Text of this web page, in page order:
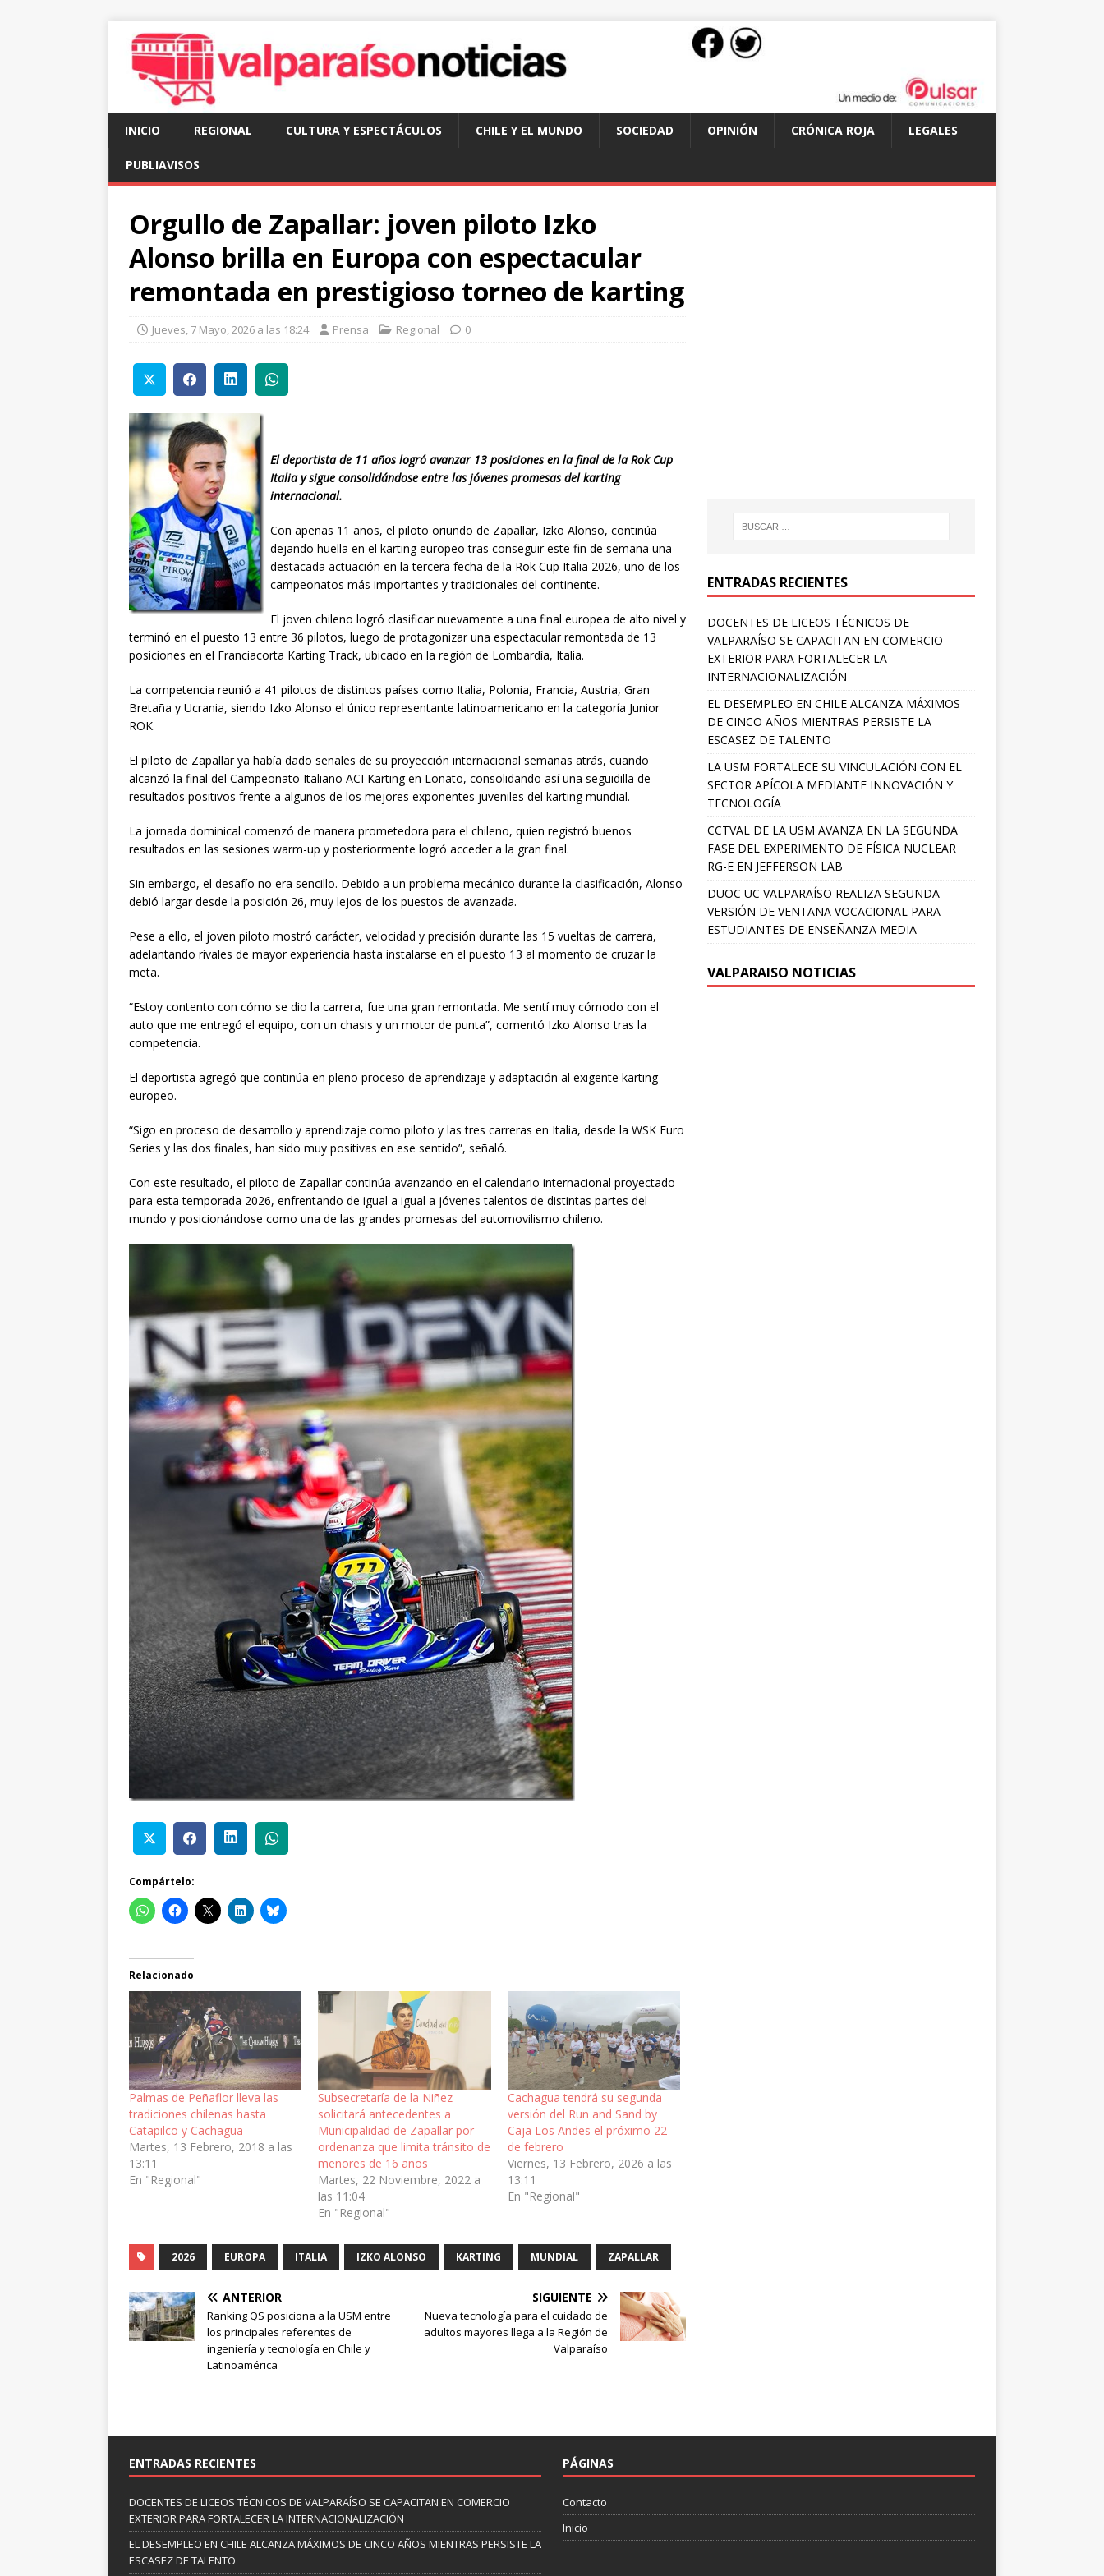
INICIO REGIONAL CULTURA Y ESPECTÁCULOS CHILE Y EL MUNDO SOCIEDAD OPINIÓN CRÓNICA ROJA LEGALES
PUBLIAVISOS
Orgullo de Zapallar: joven piloto Izko
Alonso brilla en Europa con espectacular
remontada en prestigioso torneo de karting
Jueves, 7 Mayo, 2026 a las 18:24 Prensa Regional 0
El deportista de 11 años logró avanzar 13 posiciones en la final de la Rok Cup
Italia y sigue consolidándose entre las jóvenes promesas del karting
internacional.
Con apenas 11 años, el piloto oriundo de Zapallar, Izko Alonso, continúa
dejando huella en el karting europeo tras conseguir este fin de semana una
destacada actuación en la tercera fecha de la Rok Cup Italia 2026, uno de los
campeonatos más importantes y tradicionales del continente.
El joven chileno logró clasificar nuevamente a una final europea de alto nivel y
terminó en el puesto 13 entre 36 pilotos, luego de protagonizar una espectacular remontada de 13
posiciones en el Franciacorta Karting Track, ubicado en la región de Lombardía, Italia.
La competencia reunió a 41 pilotos de distintos países como Italia, Polonia, Francia, Austria, Gran
Bretaña y Ucrania, siendo Izko Alonso el único representante latinoamericano en la categoría Junior
ROK.
El piloto de Zapallar ya había dado señales de su proyección internacional semanas atrás, cuando
alcanzó la final del Campeonato Italiano ACI Karting en Lonato, consolidando así una seguidilla de
resultados positivos frente a algunos de los mejores exponentes juveniles del karting mundial.
La jornada dominical comenzó de manera prometedora para el chileno, quien registró buenos
resultados en las sesiones warm-up y posteriormente logró acceder a la gran final.
Sin embargo, el desafío no era sencillo. Debido a un problema mecánico durante la clasificación, Alonso
debió largar desde la posición 26, muy lejos de los puestos de avanzada.
Pese a ello, el joven piloto mostró carácter, velocidad y precisión durante las 15 vueltas de carrera,
adelantando rivales de mayor experiencia hasta instalarse en el puesto 13 al momento de cruzar la
meta.
“Estoy contento con cómo se dio la carrera, fue una gran remontada. Me sentí muy cómodo con el
auto que me entregó el equipo, con un chasis y un motor de punta”, comentó Izko Alonso tras la
competencia.
El deportista agregó que continúa en pleno proceso de aprendizaje y adaptación al exigente karting
europeo.
“Sigo en proceso de desarrollo y aprendizaje como piloto y las tres carreras en Italia, desde la WSK Euro
Series y las dos finales, han sido muy positivas en ese sentido”, señaló.
Con este resultado, el piloto de Zapallar continúa avanzando en el calendario internacional proyectado
para esta temporada 2026, enfrentando de igual a igual a jóvenes talentos de distintas partes del
mundo y posicionándose como una de las grandes promesas del automovilismo chileno.
Compártelo:
Relacionado
Palmas de Peñaflor lleva las
tradiciones chilenas hasta
Catapilco y Cachagua
Martes, 13 Febrero, 2018 a las
13:11
En "Regional"
Subsecretaría de la Niñez
solicitará antecedentes a
Municipalidad de Zapallar por
ordenanza que limita tránsito de
menores de 16 años
Martes, 22 Noviembre, 2022 a
las 11:04
En "Regional"
Cachagua tendrá su segunda
versión del Run and Sand by
Caja Los Andes el próximo 22
de febrero
Viernes, 13 Febrero, 2026 a las
13:11
En "Regional"
2026 EUROPA ITALIA IZKO ALONSO KARTING MUNDIAL ZAPALLAR
ANTERIOR
Ranking QS posiciona a la USM entre
los principales referentes de
ingeniería y tecnología en Chile y
Latinoamérica
SIGUIENTE
Nueva tecnología para el cuidado de
adultos mayores llega a la Región de
Valparaíso
ENTRADAS RECIENTES
DOCENTES DE LICEOS TÉCNICOS DE
VALPARAÍSO SE CAPACITAN EN COMERCIO
EXTERIOR PARA FORTALECER LA
INTERNACIONALIZACIÓN
EL DESEMPLEO EN CHILE ALCANZA MÁXIMOS
DE CINCO AÑOS MIENTRAS PERSISTE LA
ESCASEZ DE TALENTO
LA USM FORTALECE SU VINCULACIÓN CON EL
SECTOR APÍCOLA MEDIANTE INNOVACIÓN Y
TECNOLOGÍA
CCTVAL DE LA USM AVANZA EN LA SEGUNDA
FASE DEL EXPERIMENTO DE FÍSICA NUCLEAR
RG-E EN JEFFERSON LAB
DUOC UC VALPARAÍSO REALIZA SEGUNDA
VERSIÓN DE VENTANA VOCACIONAL PARA
ESTUDIANTES DE ENSEÑANZA MEDIA
VALPARAISO NOTICIAS
ENTRADAS RECIENTES
DOCENTES DE LICEOS TÉCNICOS DE VALPARAÍSO SE CAPACITAN EN COMERCIO
EXTERIOR PARA FORTALECER LA INTERNACIONALIZACIÓN
EL DESEMPLEO EN CHILE ALCANZA MÁXIMOS DE CINCO AÑOS MIENTRAS PERSISTE LA
ESCASEZ DE TALENTO
PÁGINAS
Contacto
Inicio